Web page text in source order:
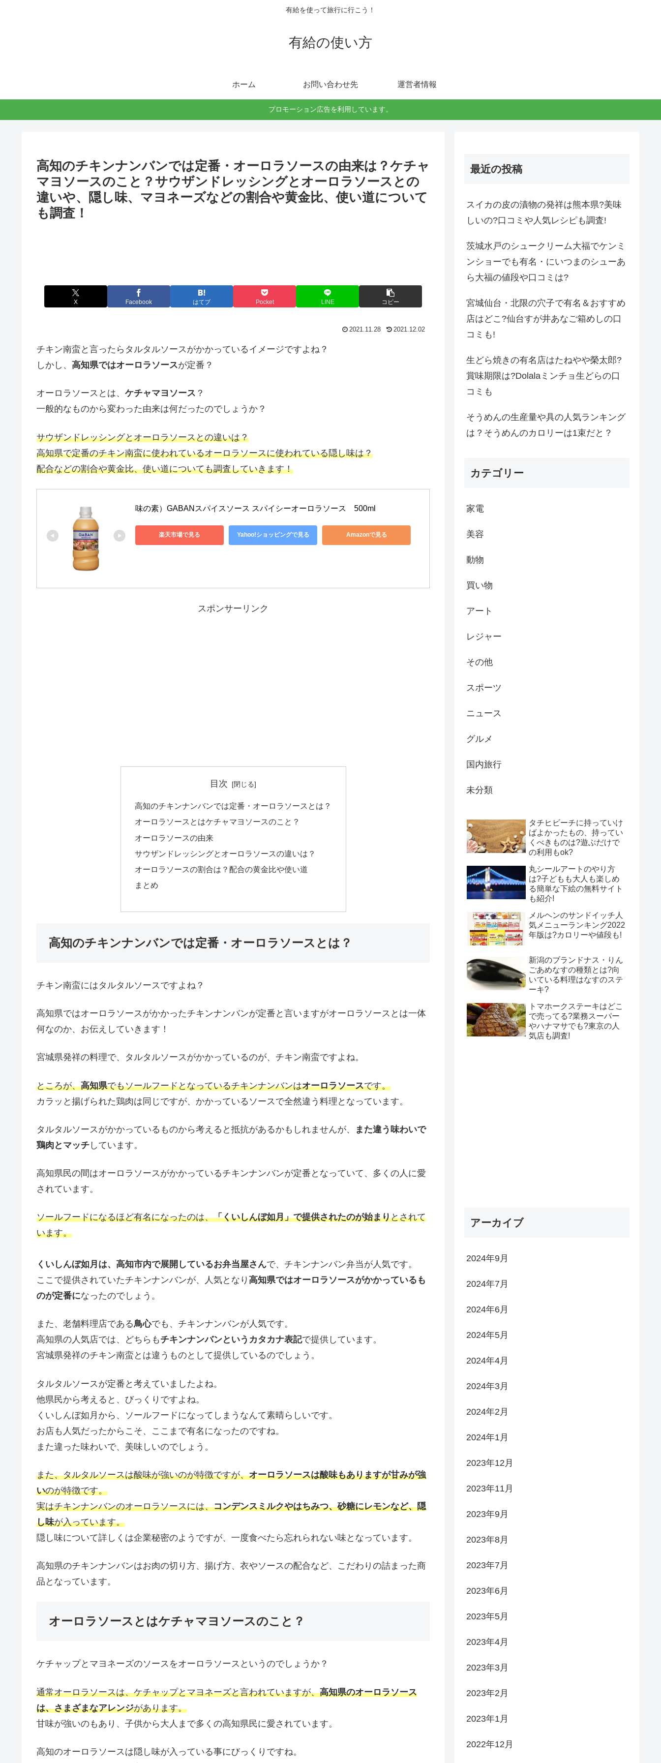
有給を使って旅行に行こう！
有給の使い方
ホーム お問い合わせ先 運営者情報
プロモーション広告を利用しています。
高知のチキンナンバンでは定番・オーロラソースの由来は？ケチャ
マヨソースのこと？サウザンドレッシングとオーロラソースとの
違いや、隠し味、マヨネーズなどの割合や黄金比、使い道について
も調査！
X Facebook はてブ Pocket LINE コピー
2021.11.28 2021.12.02
チキン南蛮と言ったらタルタルソースがかかっているイメージですよね？
しかし、 高知県ではオーロラソースが定番？
オーロラソースとは、 ケチャマヨソース ？
一般的なものから変わった由来は何だったのでしょうか？
サウザンドレッシングとオーロラソースとの違いは？
高知県で定番のチキン南蛮に使われているオーロラソースに使われている隠し味は？
配合などの割合や黄金比、使い道についても調査していきます！
味の素）GABANスパイスソース スパイシーオーロラソース　500ml
楽天市場で見る Yahoo!ショッピングで見る Amazonで見る
スポンサーリンク
目次
高知のチキンナンバンでは定番・オーロラソースとは？
オーロラソースとはケチャマヨソースのこと？
オーロラソースの由来
サウザンドレッシングとオーロラソースの違いは？
オーロラソースの割合は？配合の黄金比や使い道
まとめ
高知のチキンナンバンでは定番・オーロラソースとは？
チキン南蛮にはタルタルソースですよね？
高知県ではオーロラソースがかかったチキンナンバンが定番と言いますがオーロラソースとは一体
何なのか、お伝えしていきます！
宮城県発祥の料理で、タルタルソースがかかっているのが、チキン南蛮ですよね。
ところが、高知県でもソールフードとなっているチキンナンバンはオーロラソースです。
カラッと揚げられた鶏肉は同じですが、かかっているソースで全然違う料理となっています。
タルタルソースがかかっているものから考えると抵抗があるかもしれませんが、
また違う味わいで
鶏肉とマッチ しています。
高知県民の間はオーロラソースがかかっているチキンナンバンが定番となっていて、多くの人に愛
されています。
ソールフードになるほど有名になったのは、「くいしんぼ如月」で提供されたのが始まりとされて
います。
くいしんぼ如月は、高知市内で展開しているお弁当屋さんで、チキンナンバン弁当が人気です。
ここで提供されていたチキンナンバンが、人気となり 高知県ではオーロラソースがかかっているも
のが定番になったのでしょう。
また、老舗料理店である鳥心でも、チキンナンバンが人気です。
高知県の人気店では、どちらも チキンナンバンというカタカナ表記で提供しています。
宮城県発祥のチキン南蛮とは違うものとして提供しているのでしょう。
タルタルソースが定番と考えていましたよね。
他県民から考えると、びっくりですよね。
くいしんぼ如月から、ソールフードになってしまうなんて素晴らしいです。
お店も人気だったからこそ、ここまで有名になったのですね。
また違った味わいで、美味しいのでしょう。
また、タルタルソースは酸味が強いのが特徴ですが、オーロラソースは酸味もありますが甘みが強
いのが特徴です。
実はチキンナンバンのオーロラソースには、コンデンスミルクやはちみつ、砂糖にレモンなど、隠
し味が入っています。
隠し味について詳しくは企業秘密のようですが、一度食べたら忘れられない味となっています。
高知県のチキンナンバンはお肉の切り方、揚げ方、衣やソースの配合など、こだわりの詰まった商
品となっています。
オーロラソースとはケチャマヨソースのこと？
ケチャップとマヨネーズのソースをオーロラソースというのでしょうか？
通常オーロラソースは、ケチャップとマヨネーズと言われていますが、高知県のオーロラソース
は、さまざまなアレンジがあります。
甘味が強いのもあり、子供から大人まで多くの高知県民に愛されています。
高知のオーロラソースは隠し味が入っている事にびっくりですね。
最近の投稿
スイカの皮の漬物の発祥は熊本県?美味
しいの?口コミや人気レシピも調査!
茨城水戸のシュークリーム大福でケンミ
ンショーでも有名・にいつまのシューあ
ら大福の値段や口コミは?
宮城仙台・北限の穴子で有名＆おすすめ
店はどこ?仙台すが井あなご箱めしの口
コミも!
生どら焼きの有名店はたねやや榮太郎?
賞味期限は?Dolalaミンチョ生どらの口
コミも
そうめんの生産量や具の人気ランキング
は？そうめんのカロリーは1束だと？
カテゴリー
家電
美容
動物
買い物
アート
レジャー
その他
スポーツ
ニュース
グルメ
国内旅行
未分類
タチヒビーチに持っていけ
ばよかったもの、持ってい
くべきものは?遊ぶだけで
の利用もok?
丸シールアートのやり方
は?子どもも大人も楽しめ
る簡単な下絵の無料サイト
も紹介!
メルヘンのサンドイッチ人
気メニューランキング2022
年版は?カロリーや値段も!
新潟のブランドナス・りん
ごあめなすの種類とは?向
いている料理はなすのステ
ーキ?
トマホークステーキはどこ
で売ってる?業務スーパー
やハナマサでも?東京の人
気店も調査!
アーカイブ
2024年9月
2024年7月
2024年6月
2024年5月
2024年4月
2024年3月
2024年2月
2024年1月
2023年12月
2023年11月
2023年9月
2023年8月
2023年7月
2023年6月
2023年5月
2023年4月
2023年3月
2023年2月
2023年1月
2022年12月